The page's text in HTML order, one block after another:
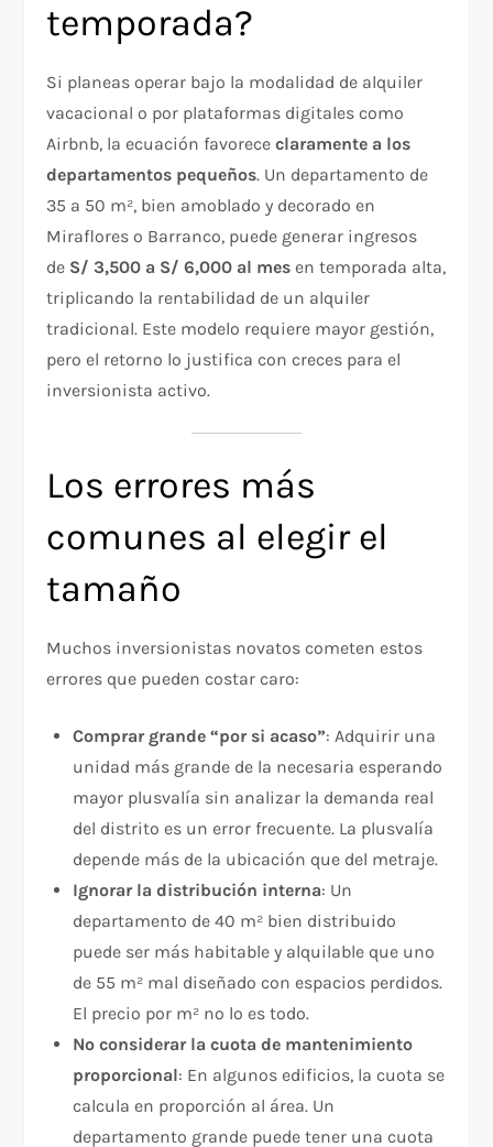
temporada?
Si planeas operar bajo la modalidad de alquiler
vacacional o por plataformas digitales como
Airbnb, la ecuación favorececlaramente a los
departamentos pequeños. Un departamento de
35 a 50 m², bien amoblado y decorado en
Miraflores o Barranco, puede generar ingresos
de S/ 3,500 a S/ 6,000 al mes en temporada alta,
triplicando la rentabilidad de un alquiler
tradicional. Este modelo requiere mayor gestión,
pero el retorno lo justifica con creces para el
inversionista activo.
Los errores más
comunes al elegir el
tamaño
Muchos inversionistas novatos cometen estos
errores que pueden costar caro:
Comprar grande “por si acaso”: Adquirir una
unidad más grande de la necesaria esperando
mayor plusvalía sin analizar la demanda real
del distrito es un error frecuente. La plusvalía
depende más de la ubicación que del metraje.
Ignorar la distribución interna: Un
departamento de 40 m² bien distribuido
puede ser más habitable y alquilable que uno
de 55 m² mal diseñado con espacios perdidos.
El precio por m² no lo es todo.
No considerar la cuota de mantenimiento
proporcional: En algunos edificios, la cuota se
calcula en proporción al área. Un
departamento grande puede tener una cuota